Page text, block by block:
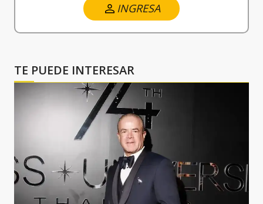
INGRESA
TE PUEDE INTERESAR